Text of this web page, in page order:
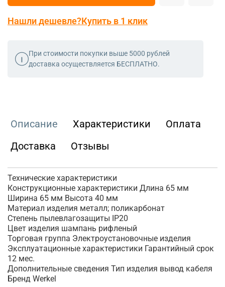
Нашли дешевле?Купить в 1 клик
При стоимости покупки выше 5000 рублей
доставка осуществляется БЕСПЛАТНО.
Описание Характеристики
Оплата
Доставка
Отзывы
Технические характеристики
Конструкционные характеристики Длина 65 мм
Ширина 65 мм Высота 40 мм
Материал изделия металл; поликарбонат
Степень пылевлагозащиты IP20
Цвет изделия шампань рифленый
Торговая группа Электроустановочные изделия
Эксплуатационные характеристики Гарантийный срок
12 мес.
Дополнительные сведения Тип изделия вывод кабеля
Бренд Werkel